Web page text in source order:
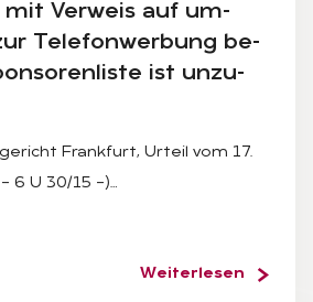
mit Ver­weis auf um­
Te­le­fon­wer­bung be­
ist un­zu­
Frankfurt, Urteil vom 17.
6 U 30/15 –)…
Weiterlesen